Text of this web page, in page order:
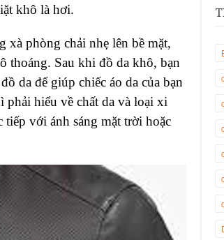
khô là hơi.
xà phòng chải nhẹ lên bề mặt,
thoáng. Sau khi đồ da khô, bạn
da để giúp chiếc áo da của bạn
hiểu về chất da và loại xi
với ánh sáng mặt trời hoặc